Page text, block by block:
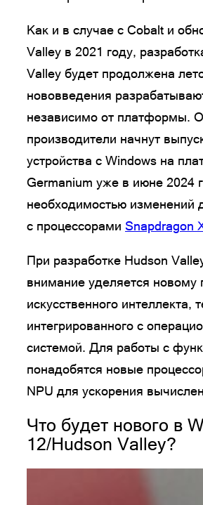
Как и в случае с Cobalt и
Valley в 2021 году,
Valley будет продолжена
нововведения
независимо от платформы.
производители начнут
устройства с Windows на
Germanium уже в июне 2024
необходимостью изменений
с процессорами Snapdragon
При разработке Hudson
внимание уделяется новому
искусственного интеллекта,
интегрированного с
системой. Для работы с
понадобятся новые
NPU для ускорения
Что будет нового в
12/Hudson Valley?